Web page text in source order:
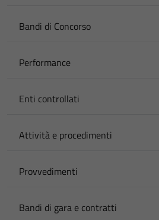
Bandi di Concorso
Performance
Enti controllati
Attività e procedimenti
Provvedimenti
Bandi di gara e contratti